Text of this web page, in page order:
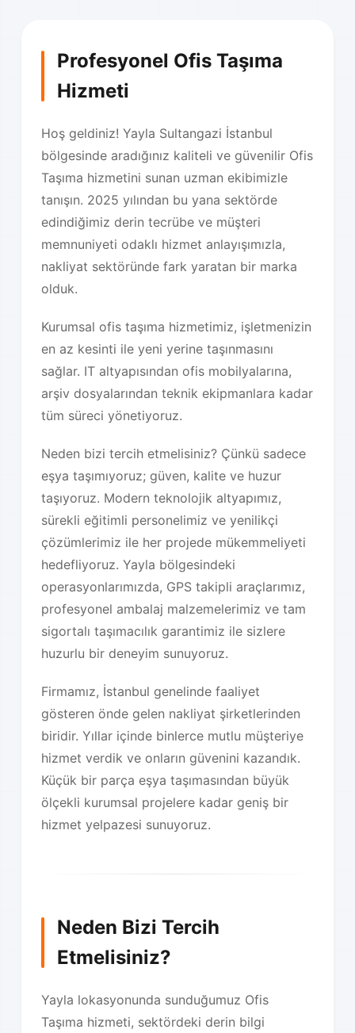
Profesyonel Ofis Taşıma
Hizmeti
Hoş geldiniz! Yayla Sultangazi İstanbul
bölgesinde aradığınız kaliteli ve güvenilir Ofis
Taşıma hizmetini sunan uzman ekibimizle
tanışın. 2025 yılından bu yana sektörde
edindiğimiz derin tecrübe ve müşteri
memnuniyeti odaklı hizmet anlayışımızla,
nakliyat sektöründe fark yaratan bir marka
olduk.
Kurumsal ofis taşıma hizmetimiz, işletmenizin
en az kesinti ile yeni yerine taşınmasını
sağlar. IT altyapısından ofis mobilyalarına,
arşiv dosyalarından teknik ekipmanlara kadar
tüm süreci yönetiyoruz.
Neden bizi tercih etmelisiniz? Çünkü sadece
eşya taşımıyoruz; güven, kalite ve huzur
taşıyoruz. Modern teknolojik altyapımız,
sürekli eğitimli personelimiz ve yenilikçi
çözümlerimiz ile her projede mükemmeliyeti
hedefliyoruz. Yayla bölgesindeki
operasyonlarımızda, GPS takipli araçlarımız,
profesyonel ambalaj malzemelerimiz ve tam
sigortalı taşımacılık garantimiz ile sizlere
huzurlu bir deneyim sunuyoruz.
Firmamız, İstanbul genelinde faaliyet
gösteren önde gelen nakliyat şirketlerinden
biridir. Yıllar içinde binlerce mutlu müşteriye
hizmet verdik ve onların güvenini kazandık.
Küçük bir parça eşya taşımasından büyük
ölçekli kurumsal projelere kadar geniş bir
hizmet yelpazesi sunuyoruz.
Neden Bizi Tercih
Etmelisiniz?
Yayla lokasyonunda sunduğumuz Ofis
Taşıma hizmeti, sektördeki derin bilgi